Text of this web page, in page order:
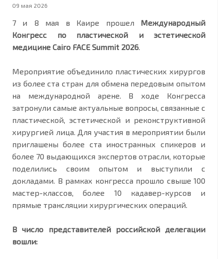
09 мая 2026
7 и 8 мая в Каире прошел Международный
Конгресс по пластической и эстетической
медицине Cairo FACE Summit 2026.
Мероприятие объединило пластических хирургов
из более ста стран для обмена передовым опытом
на международной арене. В ходе Конгресса
затронули самые актуальные вопросы, связанные с
пластической, эстетической и реконструктивной
хирургией лица. Для участия в мероприятии были
приглашены более ста иностранных спикеров и
более 70 выдающихся экспертов отрасли, которые
поделились своим опытом и выступили с
докладами. В рамках конгресса прошло свыше 100
мастер-классов, более 10 кадавер-курсов и
прямые трансляции хирургических операций.
В число представителей российской делегации
вошли: